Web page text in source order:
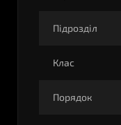
Підрозділ
Клас
Порядок